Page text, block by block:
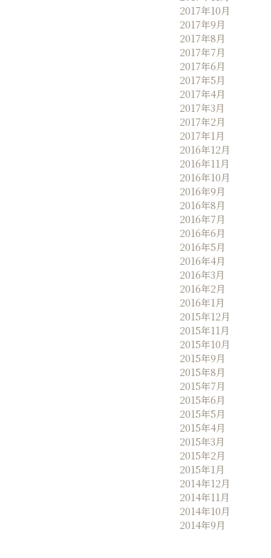
2017年10月
2017年9月
2017年8月
2017年7月
2017年6月
2017年5月
2017年4月
2017年3月
2017年2月
2017年1月
2016年12月
2016年11月
2016年10月
2016年9月
2016年8月
2016年7月
2016年6月
2016年5月
2016年4月
2016年3月
2016年2月
2016年1月
2015年12月
2015年11月
2015年10月
2015年9月
2015年8月
2015年7月
2015年6月
2015年5月
2015年4月
2015年3月
2015年2月
2015年1月
2014年12月
2014年11月
2014年10月
2014年9月